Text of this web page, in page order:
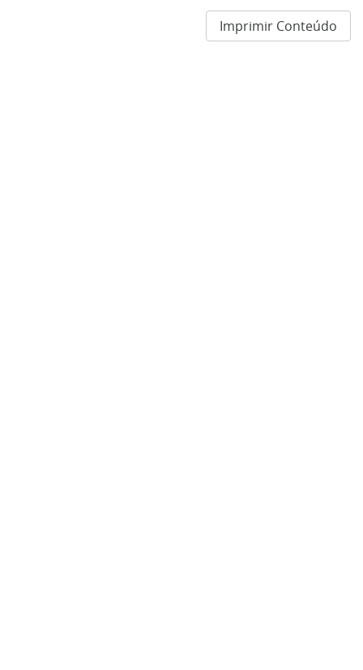
Imprimir Conteúdo